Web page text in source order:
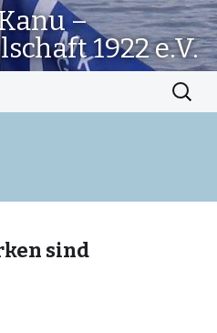
–
1922 e.V.
Suchen
nach:
sind